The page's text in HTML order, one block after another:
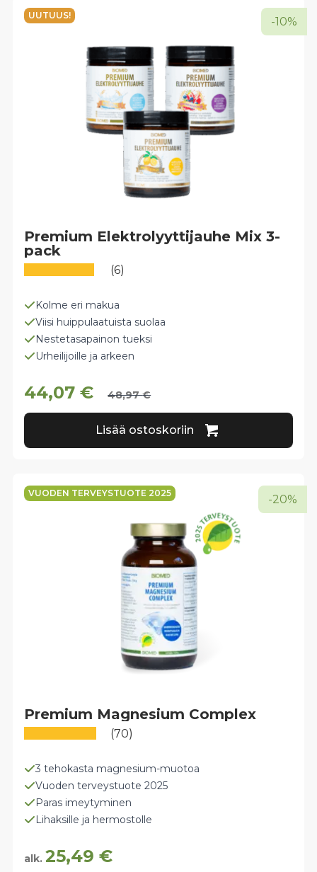
Voit
tehdä
-10%
Kolme eri makua
Viisi huippulaatuista suolaa
Nestetasapainon tueksi
Urheilijoille ja arkeen
UUTUUS!
44,07€ 48,97€
Premium Elektrolyyttijauhe Mix 3-
pack
(6)
Lisää ostoskoriin
-20%
3 tehokasta magnesium-muotoa
Vuoden terveystuote 2025
Paras imeytyminen
Lihaksille ja hermostolle
VUODEN TERVEYSTUOTE 2025
alk. 25,49€
Premium Magnesium Complex
(70)